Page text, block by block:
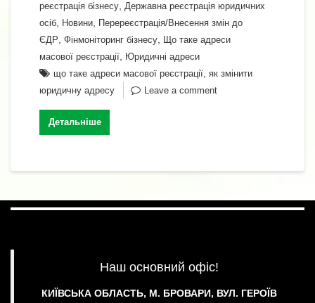
b
o
o
k
a
m
A
p
p
dI
e
n
g
er
y
Li
n
k
л
и
т
и
реєстрація бізнесу Державна реєстрація юридичних
осіб
Новини
Перереєстрація/Внесення змін до
ЄДР Фінмоніторинг бізнесу
Що таке адреси
масової реєстрації
Юридичні адреси
що таке адреси масової реєстрації як змінити
юридичну адресу
Leave a comment
Детальніше
Наш основний офіс!
КИЇВСЬКА ОБЛАСТЬ, М. БРОВАРИ, ВУЛ. ГЕРОЇВ